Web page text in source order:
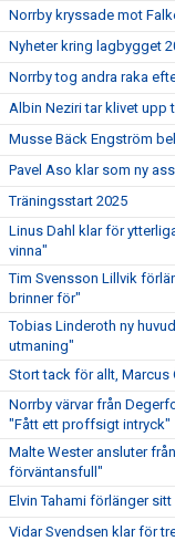
Norrby kryssade mot
Nyheter kring lagbygget
Norrby tog andra raka
Albin Neziri tar klivet upp
Musse Bäck Engström
Pavel Aso klar som ny
Träningsstart 2025
Linus Dahl klar för
vinna"
Tim Svensson Lillvik
brinner för"
Tobias Linderoth ny
utmaning"
Stort tack för allt, Marcus
Norrby värvar från
"Fått ett proffsigt intryck"
Malte Wester ansluter
förväntansfull"
Elvin Tahami förlänger sitt
Vidar Svendsen klar för